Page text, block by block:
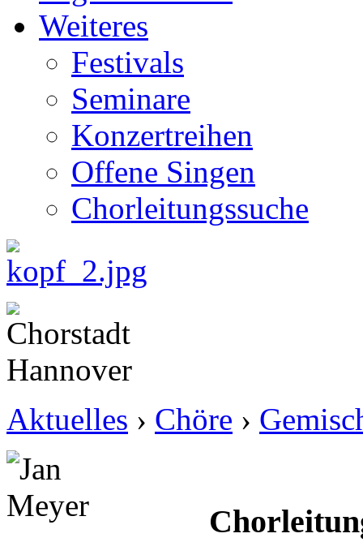
Weiteres
Festivals
Seminare
Konzertreihen
Offene Singen
Chorleitungssuche
Aktuelles › Chöre ›